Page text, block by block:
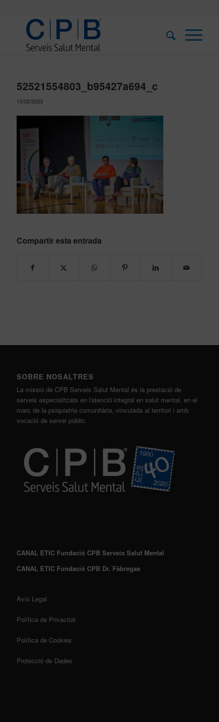
52521554803_b95427a694_c
13/02/2023
Compartir esta entrada
SOBRE NOSALTRES
La missió de CPB Serveis Salut Mental és la prestació de
serveis especialitzats en l'atenció integral en salut mental, en el
marc de la psiquiatria comunitària, vinculada al territori i amb
vocació de servei públic.
CANAL ÈTIC Fundació CPB Serveis Salut Mental
CANAL ÈTIC Fundació CPB Dr. Fàbregas
Avís Legal
Política de Privacitat
Política de Cookies
Protecció de Dades